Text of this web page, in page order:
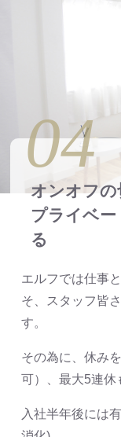
04
オンオフ
プライベ
る
エルフでは仕事
そ、スタッフ皆
す。
その為に、休み
可）、最大5連休
入社半年後には